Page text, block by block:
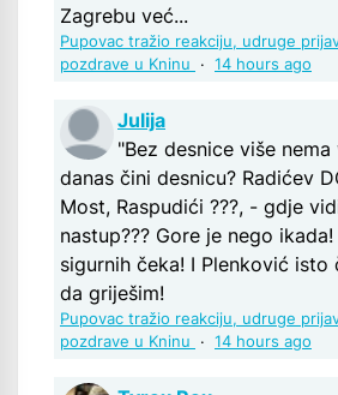
Zagrebu već...
Pupovac tražio reakciju, udruge
pozdrave u Kninu
· 14 hours ago
Julija
"Bez desnice više
danas čini desnicu? Radićev
Most, Raspudići ???, - gdje
nastup??? Gore je nego
sigurnih čeka! I Plenković isto
da griješim!
Pupovac tražio reakciju, udruge
pozdrave u Kninu
· 14 hours ago